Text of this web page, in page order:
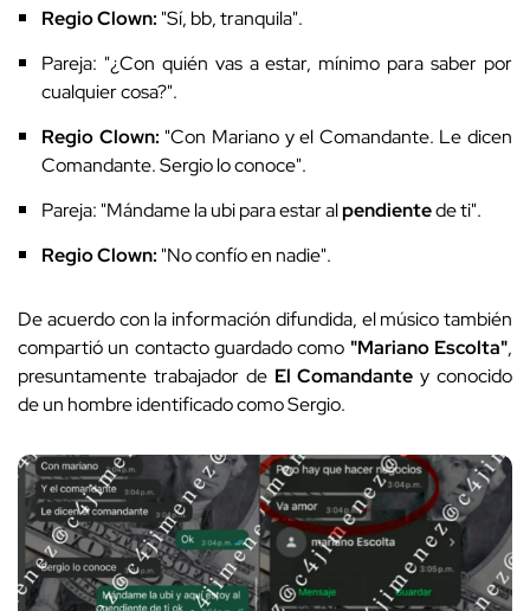
Regio Clown: "Sí, bb, tranquila".
Pareja: "¿Con quién vas a estar, mínimo para saber por
cualquier cosa?".
Regio Clown: "Con Mariano y el Comandante. Le dicen
Comandante. Sergio lo conoce".
Pareja: "Mándame la ubi para estar alpendientede ti".
Regio Clown: "No confío en nadie".
De acuerdo con la información difundida, el músico también
compartió un contacto guardado como "Mariano Escolta",
presuntamente trabajador de El Comandante y conocido
de un hombre identificado como Sergio.